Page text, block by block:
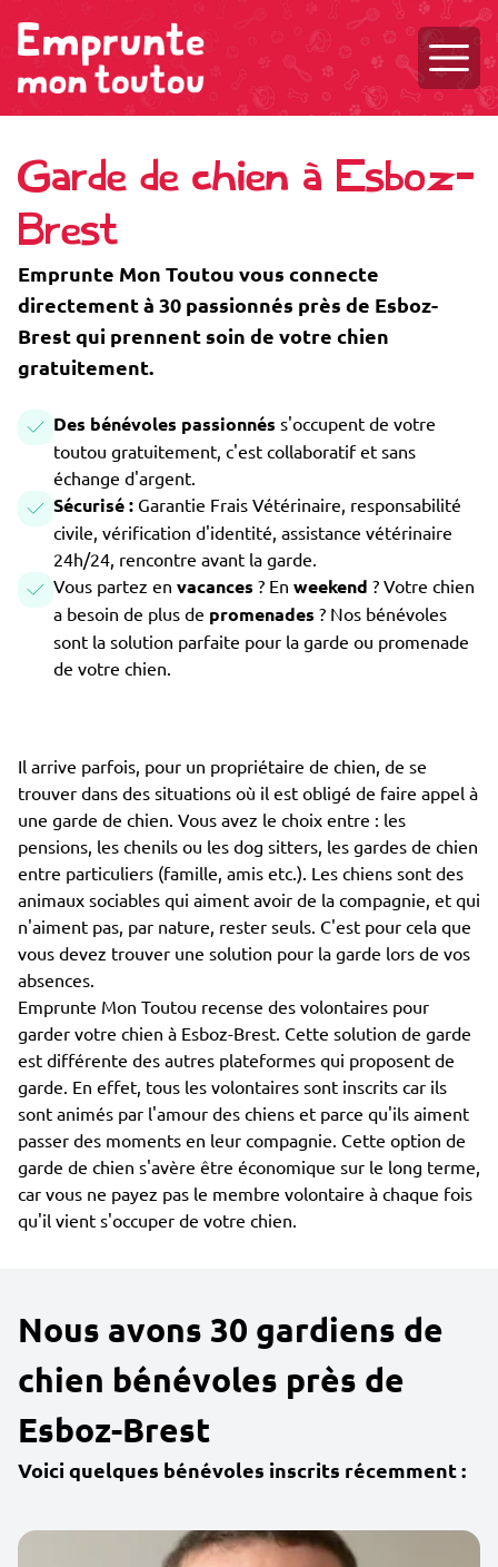
Garde de chien à Esboz-
Brest
Emprunte Mon Toutou vous connecte
directement à 30 passionnés près de Esboz-
Brest qui prennent soin de votre chien
gratuitement.
Des bénévoles passionnés s'occupent de votre
toutou gratuitement, c'est collaboratif et sans
échange d'argent.
Sécurisé : Garantie Frais Vétérinaire, responsabilité
civile, vérification d'identité, assistance vétérinaire
24h/24, rencontre avant la garde.
Vous partez en vacances ? En weekend ? Votre chien
a besoin de plus de promenades ? Nos bénévoles
sont la solution parfaite pour la garde ou promenade
de votre chien.
Il arrive parfois, pour un propriétaire de chien, de se
trouver dans des situations où il est obligé de faire appel à
une garde de chien. Vous avez le choix entre : les
pensions, les chenils ou les dog sitters, les gardes de chien
entre particuliers (famille, amis etc.). Les chiens sont des
animaux sociables qui aiment avoir de la compagnie, et qui
n'aiment pas, par nature, rester seuls. C'est pour cela que
vous devez trouver une solution pour la garde lors de vos
absences.
Emprunte Mon Toutou recense des volontaires pour
garder votre chien à Esboz-Brest. Cette solution de garde
est différente des autres plateformes qui proposent de
garde. En effet, tous les volontaires sont inscrits car ils
sont animés par l'amour des chiens et parce qu'ils aiment
passer des moments en leur compagnie. Cette option de
garde de chien s'avère être économique sur le long terme,
car vous ne payez pas le membre volontaire à chaque fois
qu'il vient s'occuper de votre chien.
Nous avons 30 gardiens de
chien bénévoles près de
Esboz-Brest
Voici quelques bénévoles inscrits récemment :